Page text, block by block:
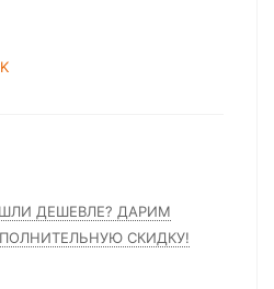
ДЕШЕВЛЕ? ДАРИМ
СКИДКУ!